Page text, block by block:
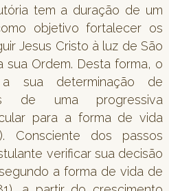
tem a duração de um
objetivo fortalecer os
Jesus Cristo à luz de São
sua Ordem. Desta forma, o
a sua determinação de
de uma progressiva
para a forma de vida
Consciente dos passos
verificar sua decisão
a forma de vida de